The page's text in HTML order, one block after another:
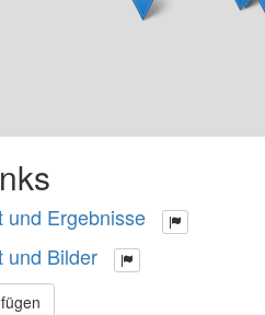
Ergebnisse
Bilder